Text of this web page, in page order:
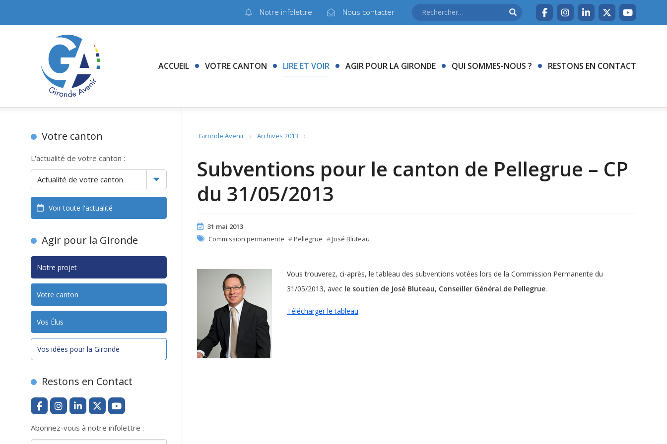
Notre infolettre Nous contacter
ACCUEIL VOTRE CANTON LIRE ET VOIR AGIR POUR LA GIRONDE QUI SOMMES-NOUS ? RESTONS EN CONTACT
Gironde Avenir › Archives 2013 :
Subventions pour le canton de Pellegrue – CP
du 31/05/2013
31 mai 2013
Commission permanente #Pellegrue #José Bluteau
Vous trouverez, ci-après, le tableau des subventions votées lors de la Commission Permanente du
31/05/2013, avec le soutien de José Bluteau, Conseiller Général de Pellegrue.
Télécharger le tableau
Votre canton
L'actualité de votre canton :
Voir toute l'actualité
Agir pour la Gironde
Notre projet
Votre canton
Vos Élus
Vos idées pour la Gironde
Restons en Contact
Abonnez-vous à notre infolettre :